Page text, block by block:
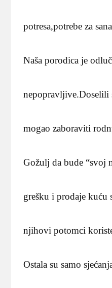
potresa,potrebe za
Naša porodica je
nepopravljive.Doselili
mogao zaboraviti
Gožulj da bude “svoj
grešku i prodaje
njihovi potomci
Ostala su samo